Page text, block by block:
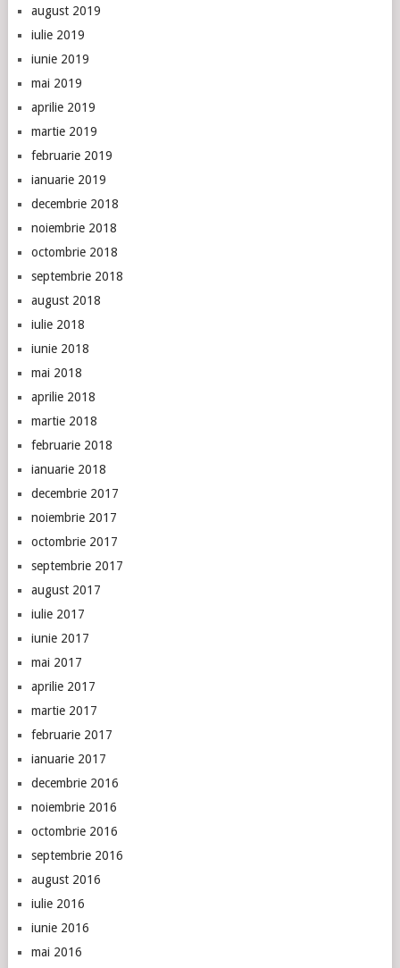
august 2019
iulie 2019
iunie 2019
mai 2019
aprilie 2019
martie 2019
februarie 2019
ianuarie 2019
decembrie 2018
noiembrie 2018
octombrie 2018
septembrie 2018
august 2018
iulie 2018
iunie 2018
mai 2018
aprilie 2018
martie 2018
februarie 2018
ianuarie 2018
decembrie 2017
noiembrie 2017
octombrie 2017
septembrie 2017
august 2017
iulie 2017
iunie 2017
mai 2017
aprilie 2017
martie 2017
februarie 2017
ianuarie 2017
decembrie 2016
noiembrie 2016
octombrie 2016
septembrie 2016
august 2016
iulie 2016
iunie 2016
mai 2016